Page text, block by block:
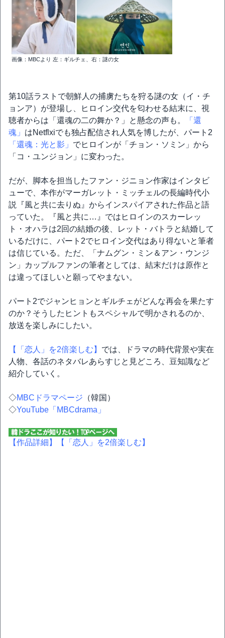
画像：MBCより 左：ギルチェ、右：謎の女
第10話ラストで朝鮮人の捕虜たちを狩る謎の女（イ・チ
ョンア）が登場し、ヒロイン交代を匂わせる結末に、視
聴者からは「還魂の二の舞か？」と懸念の声も。
「還
魂」 はNetflxiでも独占配信され人気を博したが、パート2
「還魂：光と影」 でヒロインが「チョン・ソミン」から
「コ・ユンジョン」に変わった。
だが、脚本を担当したファン・ジニョン作家はインタビ
ューで、本作がマーガレット・ミッチェルの長編時代小
説『風と共に去りぬ』からインスパイアされた作品と語
っていた。『風と共に…』ではヒロインのスカーレッ
ト・オハラは2回の結婚の後、レット・バトラと結婚して
いるだけに、パート2でヒロイン交代はあり得ないと筆者
は信じている。ただ、「ナムグン・ミン＆アン・ウンジ
ン」カップルファンの筆者としては、結末だけは原作と
は違ってほしいと願ってやまない。
パート2でジャンヒョンとギルチェがどんな再会を果たす
のか？そうしたヒントもスペシャルで明かされるのか、
放送を楽しみにしたい。
【「恋人」を2倍楽しむ】 では、ドラマの時代背景や実在
人物、各話のネタバレあらすじと見どころ、豆知識など
紹介していく。
◇MBCドラマページ （韓国）
◇YouTube「MBCdrama」
【作品詳細】 【「恋人」を2倍楽しむ】